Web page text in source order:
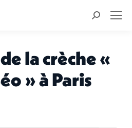
Recherche
la crèche «
» à Paris